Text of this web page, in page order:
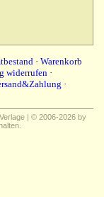
· Warenkorb
widerrufen ·
·
| © 2006-2026 by